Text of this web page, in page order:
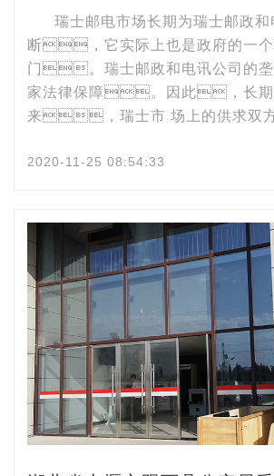
瑞士邮电市场长期为瑞士邮政和
断，它实际上也是政府的一个
门。瑞士邮政和电讯公司的垄
家法律保障。因此，长期
来，瑞士市 场上的供求双方
2020-11-25 08:54:33